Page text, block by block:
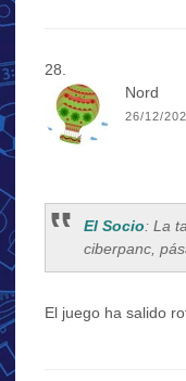
Nord
26/12/
El Socio: La
ciberpanc,
El juego ha salido